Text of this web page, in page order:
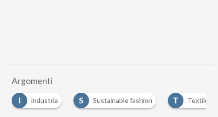
Argomenti
industria S Sustainable fashion T Textile waste